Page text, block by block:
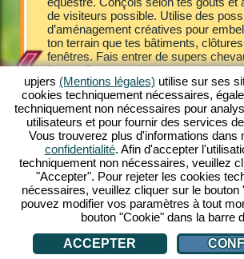
des
un jeu
un
de visiteurs possible. Utilise des
d’aménagement créatives pour
ton terrain que tes bâtiments,
fenêtres. Fais entrer de supers
ferme. Occupe-toi d'eux et soigne-
sers tes visiteurs. Bichonne-les avec
délices et héberge-les dans de
Horse Farm te fait plonger dans un
fascinant. Avec un look comic
t'offre de multiples plaisirs de jeu hors
Possède différentes races de
ranch. Découvre cet unique jeu en
gratuitement sur ton PC. Viens jouer!
upjers (Mentions légales) utilise sur ses
cookies techniquement nécessaires,
techniquement non nécessaires pour
utilisateurs et pour fournir des services
Vous trouverez plus d'informations dans
confidentialité. Afin d'accepter
techniquement non nécessaires, veuillez
"Accepter". Pour rejeter les cookies
nécessaires, veuillez cliquer sur le bouton
pouvez modifier vos paramètres à tout
bouton "Cookie" dans la barre
ACCEPTER